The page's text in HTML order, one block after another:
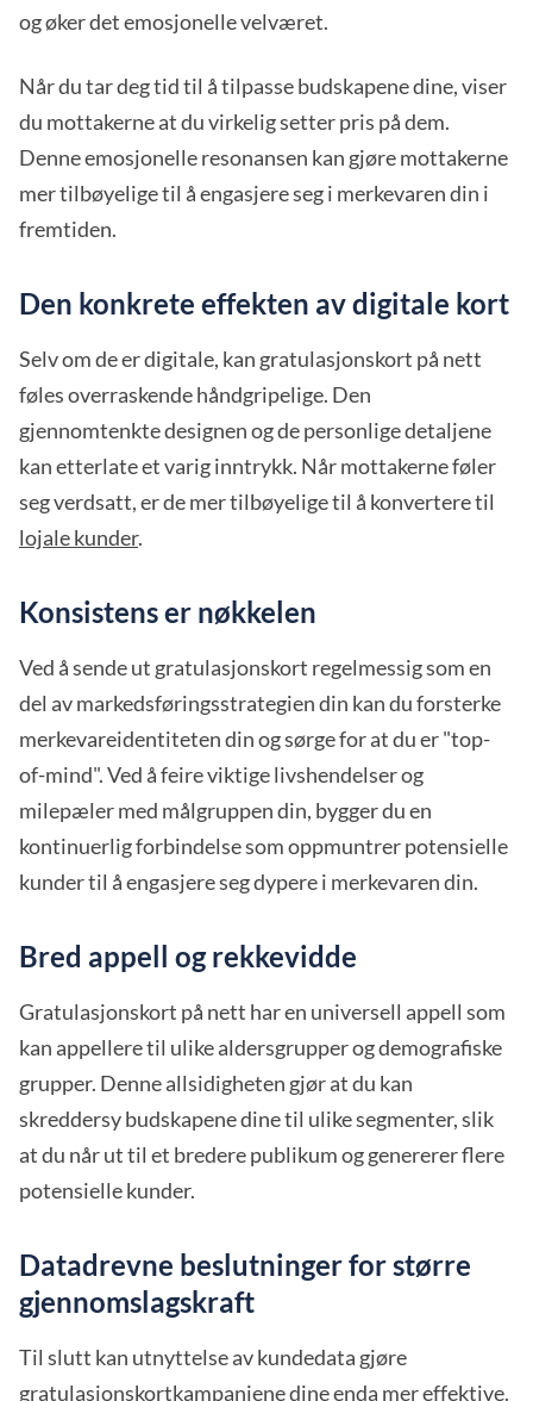
og øker det emosjonelle velværet.
Når du tar deg tid til å tilpasse budskapene dine, viser
du mottakerne at du virkelig setter pris på dem.
Denne emosjonelle resonansen kan gjøre mottakerne
mer tilbøyelige til å engasjere seg i merkevaren din i
fremtiden.
Den konkrete effekten av digitale kort
Selv om de er digitale, kan gratulasjonskort på nett
føles overraskende håndgripelige. Den
gjennomtenkte designen og de personlige detaljene
kan etterlate et varig inntrykk. Når mottakerne føler
seg verdsatt, er de mer tilbøyelige til å konvertere til
lojale kunder.
Konsistens er nøkkelen
Ved å sende ut gratulasjonskort regelmessig som en
del av markedsføringsstrategien din kan du forsterke
merkevareidentiteten din og sørge for at du er "top-
of-mind". Ved å feire viktige livshendelser og
milepæler med målgruppen din, bygger du en
kontinuerlig forbindelse som oppmuntrer potensielle
kunder til å engasjere seg dypere i merkevaren din.
Bred appell og rekkevidde
Gratulasjonskort på nett har en universell appell som
kan appellere til ulike aldersgrupper og demografiske
grupper. Denne allsidigheten gjør at du kan
skreddersy budskapene dine til ulike segmenter, slik
at du når ut til et bredere publikum og genererer flere
potensielle kunder.
Datadrevne beslutninger for større
gjennomslagskraft
Til slutt kan utnyttelse av kundedata gjøre
gratulasjonskortkampanjene dine enda mer effektive.